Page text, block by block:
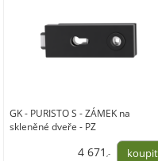
GK - PURISTO S - ZÁMEK na
skleněné dveře - PZ
4 671,-